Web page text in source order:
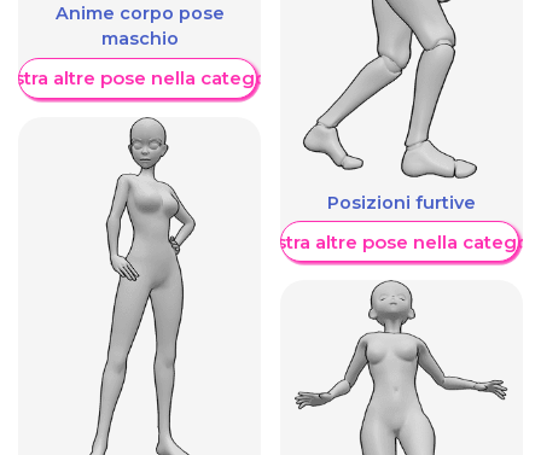
Anime corpo pose
maschio
altre pose nella categoria
Posizioni furtive
Mostra altre pose nella